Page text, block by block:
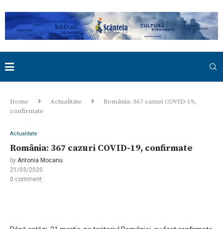
Home Actualitate
România: 367 cazuri COVID-19,
confirmate
Actualitate
România: 367 cazuri COVID-19, confirmate
by Antonia Mocanu
21/03/2020
0 comment